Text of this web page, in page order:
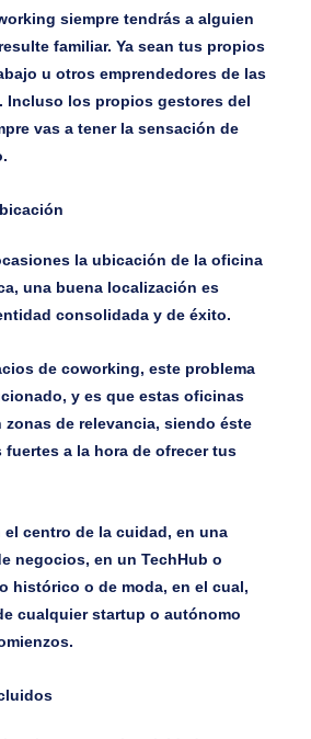
siempre tendrás a alguien
familiar. Ya sean tus propios
u otros emprendedores de las
Incluso los propios gestores del
vas a tener la sensación de
la ubicación de la oficina
una buena localización es
consolidada y de éxito.
de coworking, este problema
y es que estas oficinas
zonas de relevancia, siendo éste
a la hora de ofrecer tus
el centro de la cuidad, en una
negocios, en un TechHub o
histórico o de moda, en el cual,
cualquier startup o autónomo